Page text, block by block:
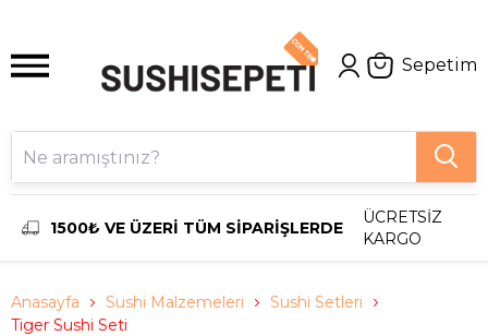
Sepetim
1500₺ VE ÜZERİ TÜM SİPARİŞLERDE
ÜCRETSİZ
KARGO
Anasayfa Sushi Malzemeleri
Sushi Setleri
Tiger Sushi Seti